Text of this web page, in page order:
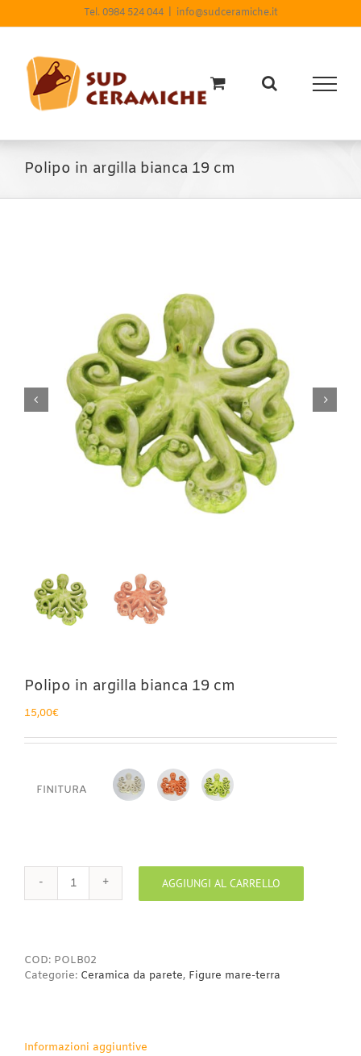
Tel. 0984 524 044 info@sudceramiche.it
Polipo in argilla bianca 19 cm
Polipo in argilla bianca 19 cm
15,00€
FINITURA
Polipo
cm
quantità
AGGIUNGI AL CARRELLO
COD: POLB02
Categorie: Ceramica da parete, Figure mare-terra
Informazioni aggiuntive